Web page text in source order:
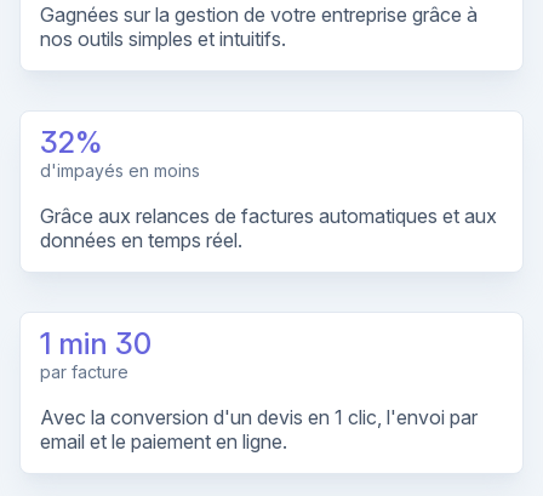
Gagnées sur la gestion de votre entreprise grâce à
nos outils simples et intuitifs.
32%
d'impayés en moins
Grâce aux relances de factures automatiques et aux
données en temps réel.
1 min 30
par facture
Avec la conversion d'un devis en 1 clic, l'envoi par
email et le paiement en ligne.